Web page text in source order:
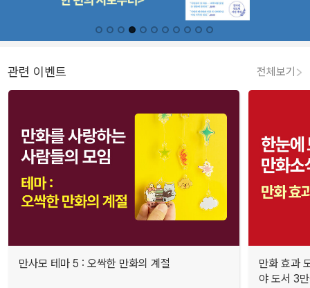
관련 이벤트 전체보기
만사모 테마 5 : 오싹한 만화의 계절
만화 효과
야 도서 3